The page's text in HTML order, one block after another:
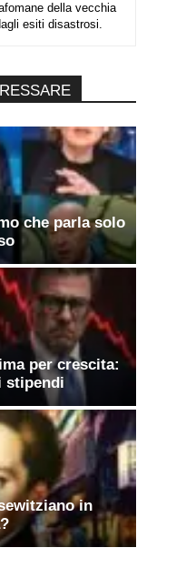
della vecchia
esiti disastrosi.
che parla solo
per crescita:
stipendi
in